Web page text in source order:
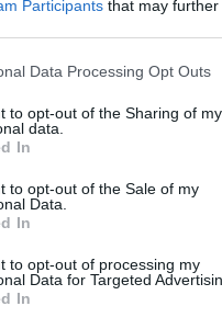
Participants that may
Data Processing Opt Outs
to opt-out of the Sharing of my
data.
In
to opt-out of the Sale of my
Data.
In
to opt-out of processing my
Data for Targeted
In
θα
βγαίνουν οι
από τα
δήλωσε
Άμυνας
Η